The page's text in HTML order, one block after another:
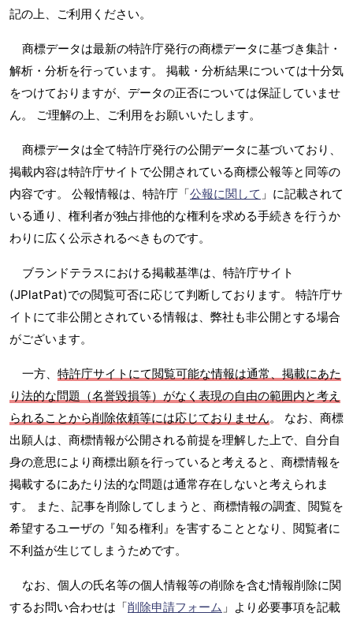
記の上、ご利用ください。
商標データは最新の特許庁発行の商標データに基づき集計・
解析・分析を行っています。 掲載・分析結果については十分気
をつけておりますが、データの正否については保証していませ
ん。 ご理解の上、ご利用をお願いいたします。
商標データは全て特許庁発行の公開データに基づいており、
掲載内容は特許庁サイトで公開されている商標公報等と同等の
内容です。 公報情報は、特許庁「公報に関して 」に記載されて
いる通り、権利者が独占排他的な権利を求める手続きを行うか
わりに広く公示されるべきものです。
ブランドテラスにおける掲載基準は、特許庁サイト
(JPlatPat)での閲覧可否に応じて判断しております。 特許庁サ
イトにて非公開とされている情報は、弊社も非公開とする場合
がございます。
一方、 特許庁サイトにて閲覧可能な情報は通常、掲載にあた
り法的な問題（名誉毀損等）がなく表現の自由の範囲内と考え
られることから削除依頼等には応じておりません。 なお、商標
出願人は、商標情報が公開される前提を理解した上で、自分自
身の意思により商標出願を行っていると考えると、商標情報を
掲載するにあたり法的な問題は通常存在しないと考えられま
す。 また、記事を削除してしまうと、商標情報の調査、閲覧を
希望するユーザの『知る権利』を害することとなり、閲覧者に
不利益が生じてしまうためです。
なお、個人の氏名等の個人情報等の削除を含む情報削除に関
するお問い合わせは「削除申請フォーム 」より必要事項を記載